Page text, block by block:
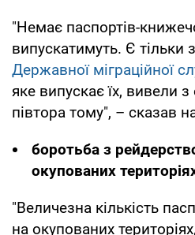
"Немає паспортів-
випускатимуть. Є
Державної міграційної
яке випускає їх, вивели з
півтора тому", – сказав
боротьба з
окупованих
"Величезна кількість
на окупованих